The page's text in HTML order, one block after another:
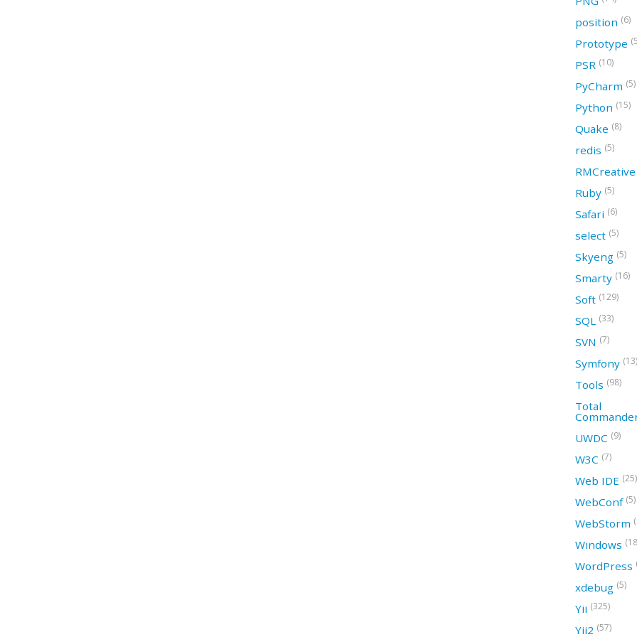
position (6)
Prototype
PSR (10)
PyCharm (5)
Python (15)
Quake (8)
redis (5)
RMCreative
Ruby (5)
Safari (6)
select (5)
Skyeng (5)
Smarty (16)
Soft (129)
SQL (33)
SVN (7)
Symfony (13)
Tools (98)
Total
UWDC (9)
W3C (7)
Web IDE (25)
WebConf (5)
WebStorm
Windows
WordPress
xdebug (5)
Yii (325)
Yii2 (57)